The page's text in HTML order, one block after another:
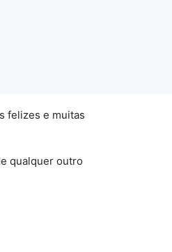
felizes e muitas
qualquer outro